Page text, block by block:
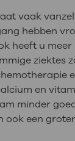
vaak
hebben
heeft u meer
ziektes
en
minder
ook een